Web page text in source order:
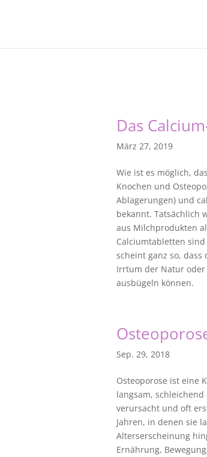
Das
März 27, 2019
Wie ist es möglich,
Knochen und
Ablagerungen) und
bekannt. Tatsächlich
aus Milchprodukten
Calciumtabletten
scheint ganz so,
Irrtum der Natur oder
ausbügeln können.
Sep. 29, 2018
Osteoporose ist eine
langsam,
verursacht und oft
Jahren, in denen sie
Alterserscheinung
Ernährung,